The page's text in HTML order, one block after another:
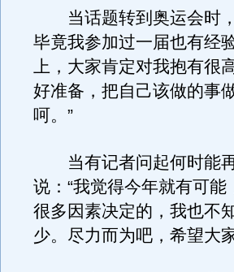
当话题转到奥运会时，
毕竟我参加过一届也有经
上，大家肯定对我抱有很
好准备，把自己该做的事
呵。”
当有记者问起何时能再
说：“我觉得今年就有可
很多因素决定的，我也不
少。尽力而为吧，希望大